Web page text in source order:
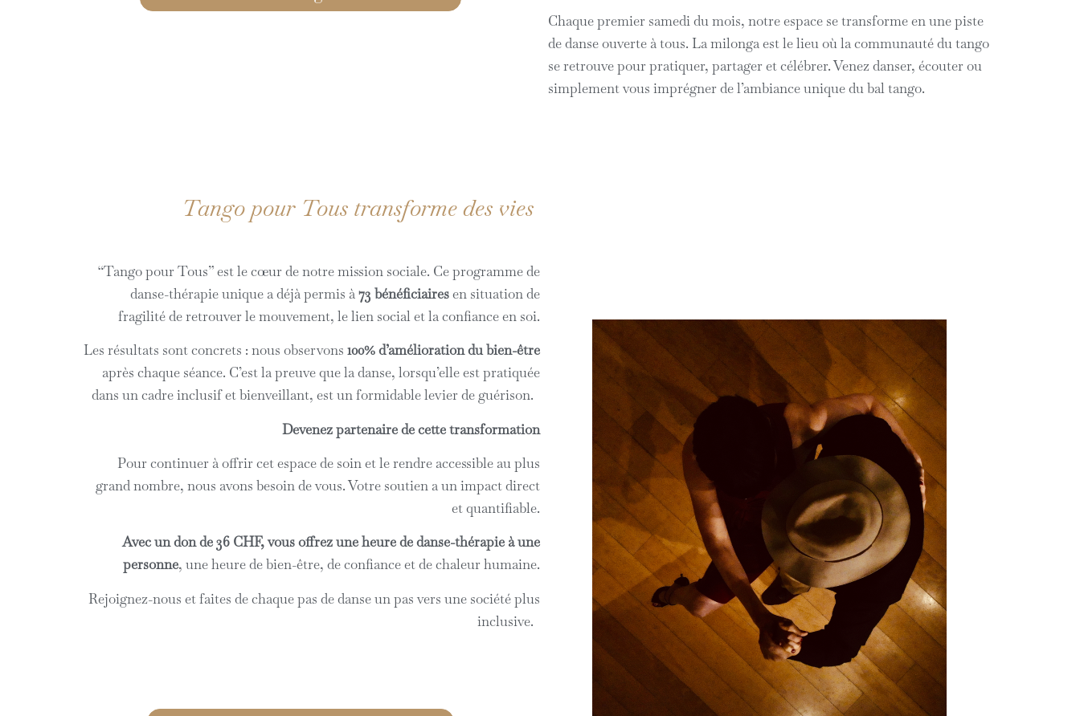
Chaque premier samedi du mois, notre espace se transforme en une piste
de danse ouverte à tous. La milonga est le lieu où la communauté du tango
se retrouve pour pratiquer, partager et célébrer. Venez danser, écouter ou
simplement vous imprégner de l’ambiance unique du bal tango.
Tango pour Tous transforme des vies
“Tango pour Tous” est le cœur de notre mission sociale. Ce programme de
danse-thérapie unique a déjà permis à73 bénéficiairesen situation de
fragilité de retrouver le mouvement, le lien social et la confiance en soi.
Les résultats sont concrets : nous observons 100% d’amélioration du bien-être
après chaque séance. C’est la preuve que la danse, lorsqu’elle est pratiquée
dans un cadre inclusif et bienveillant, est un formidable levier de guérison.
Devenez partenaire de cette transformation
Pour continuer à offrir cet espace de soin et le rendre accessible au plus
grand nombre, nous avons besoin de vous. Votre soutien a un impact direct
et quantifiable.
Avec un don de 36 CHF, vous offrez une heure de danse-thérapie à une
personne, une heure de bien-être, de confiance et de chaleur humaine.
Rejoignez-nous et faites de chaque pas de danse un pas vers une société plus
inclusive.